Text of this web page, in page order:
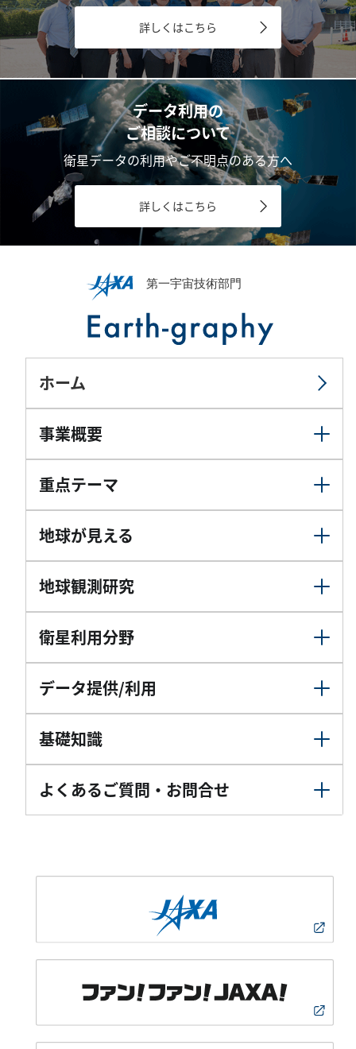
詳しくはこちら
データ利用の
ご相談について
衛星データの利用やご不明点のある方へ
詳しくはこちら
ホーム
事業概要
重点テーマ
地球が見える
地球観測研究
衛星利用分野
データ提供/利用
基礎知識
よくあるご質問・お問合せ